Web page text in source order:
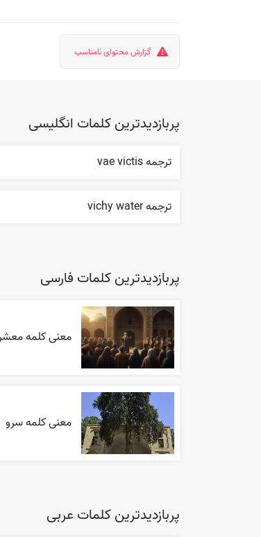
گزارش محتوای نامناسب
پربازدیدترین کلمات انگلیسی
ترجمه vae victis
ترجمه vichy water
پربازدیدترین کلمات فارسی
معنی کلمه
معنی کلمه سرو
پربازدیدترین کلمات عربی